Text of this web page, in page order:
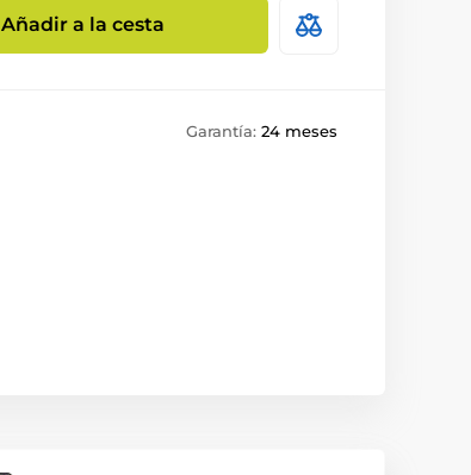
Añadir a la cesta
Garantía: 24 meses